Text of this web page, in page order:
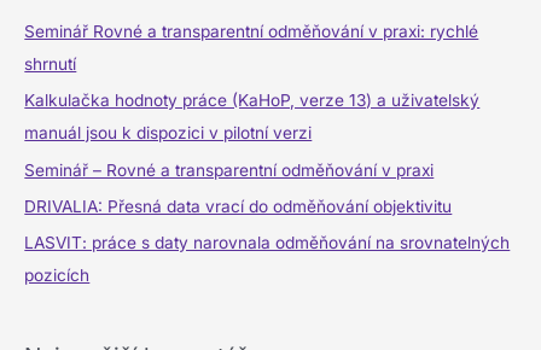
r
o
:
Seminář Rovné a transparentní odměňování v praxi: rychlé
shrnutí
Kalkulačka hodnoty práce (KaHoP, verze 13) a uživatelský
manuál jsou k dispozici v pilotní verzi
Seminář – Rovné a transparentní odměňování v praxi
DRIVALIA: Přesná data vrací do odměňování objektivitu
LASVIT: práce s daty narovnala odměňování na srovnatelných
pozicích